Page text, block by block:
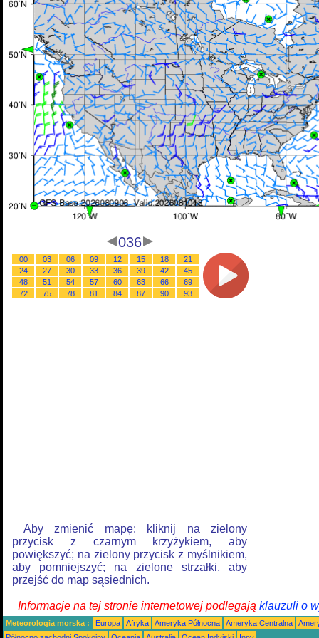
036
00 03 06 09 12 15 18
21
24
27 30 33 36 39 42
45
48
51 54 57 60 63 66
69
72
75 78 81 84 87 90 93
Aby zmienić mapę: kliknij na zielony
przycisk z czarnym krzyżykiem, aby
powiększyć; na zielony przycisk z myślnikiem,
aby pomniejszyć; na zielone strzałki, aby
przejść do map sąsiednich.
Informacje na tej stronie internetowej podlegają klauzuli o
Meteorologia morska : Europa Afryka Ameryka Północna Ameryka Centralna